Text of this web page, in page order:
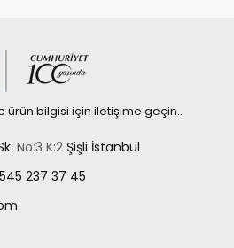
ürün bilgisi için iletişime geçin..
No:3 K:2 Şişli İstanbul
237 37 45